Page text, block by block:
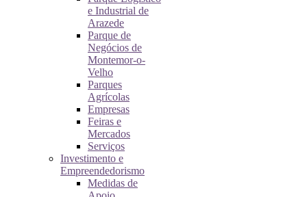
e Industrial de
Arazede
Parque de
Negócios de
Montemor-o-
Velho
Parques
Agrícolas
Empresas
Feiras e
Mercados
Serviços
Investimento e
Empreendedorismo
Medidas de